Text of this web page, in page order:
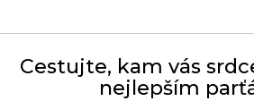
Cestujte, kam vás
nejlepším